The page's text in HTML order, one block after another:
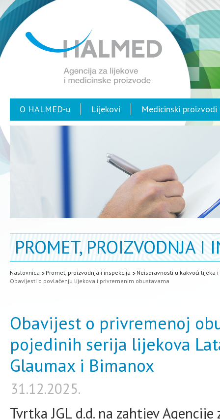
O HALMED-u Lijekovi Medicinski proizvodi
PROMET, PROIZVODNJA I
Naslovnica Promet, proizvodnja i inspekcija
Neispravnosti u kakvoći lijeka
Obavijesti o povlačenju lijekova i privremenim obustavama
Obavijest o privremenoj
pojedinih serija lijekova
Glaumax i Bimanox
31.12.2025.
Tvrtka JGL d.d. na zahtjev